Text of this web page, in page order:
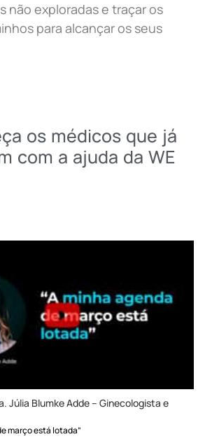
não exploradas e traçar os
para alcançar os seus
os médicos que já
com a ajuda da WE
Júlia Blumke Adde – Ginecologista e
março está lotada”